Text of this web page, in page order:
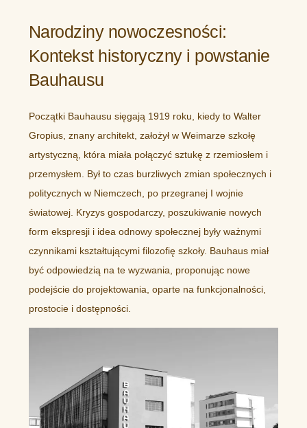
Narodziny nowoczesności:
Kontekst historyczny i powstanie
Bauhausu
Początki Bauhausu sięgają 1919 roku, kiedy to Walter
Gropius, znany architekt, założył w Weimarze szkołę
artystyczną, która miała połączyć sztukę z rzemiosłem i
przemysłem. Był to czas burzliwych zmian społecznych i
politycznych w Niemczech, po przegranej I wojnie
światowej. Kryzys gospodarczy, poszukiwanie nowych
form ekspresji i idea odnowy społecznej były ważnymi
czynnikami kształtującymi filozofię szkoły. Bauhaus miał
być odpowiedzią na te wyzwania, proponując nowe
podejście do projektowania, oparte na funkcjonalności,
prostocie i dostępności.